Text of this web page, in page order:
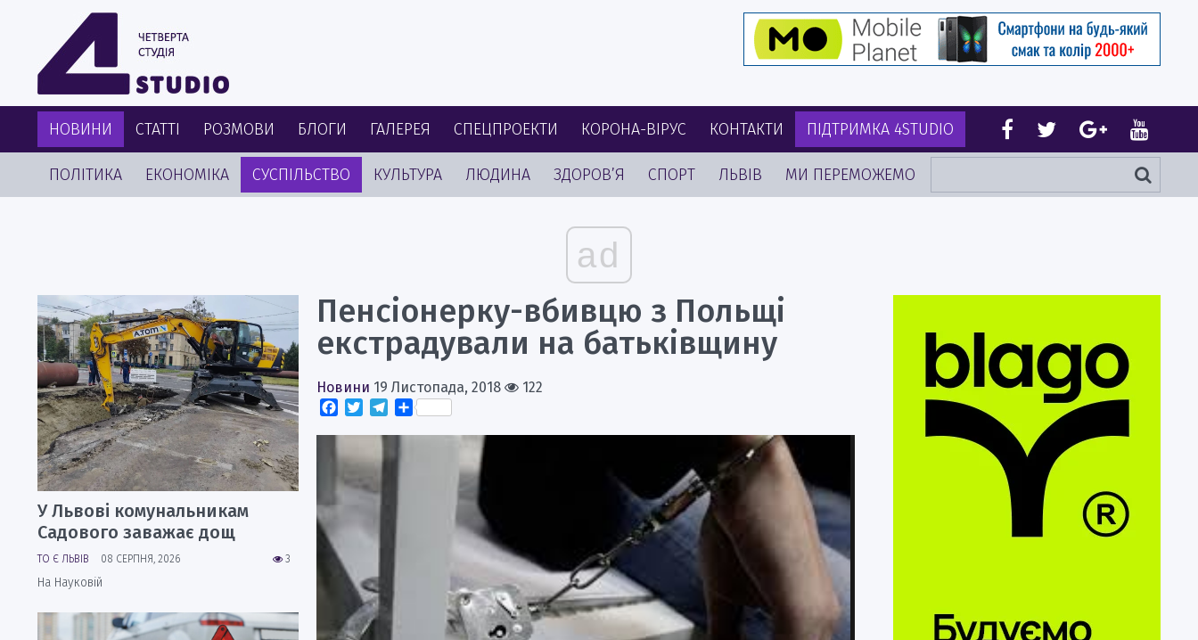
НОВИНИ СТАТТІ РОЗМОВИ БЛОГИ ГАЛЕРЕЯ СПЕЦПРОЕКТИ КОРОНА-ВІРУС КОНТАКТИ ПІДТРИМКА 4STUDIO
ПОЛІТИКА ЕКОНОМІКА СУСПІЛЬСТВО КУЛЬТУРА ЛЮДИНА ЗДОРОВ’Я СПОРТ ЛЬВІВ МИ ПЕРЕМОЖЕМО
ad
Пенсіонерку-вбивцю з Польщі
екстрадували на батьківщину
Новини 19 Листопада, 2018
122
Facebook
TwitterTelegram
Поділитися
У Львові комунальникам
Садового заважає дощ
3
ТО Є ЛЬВІВ 08 СЕРПНЯ, 2026
На Науковій